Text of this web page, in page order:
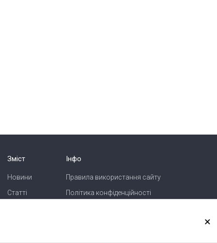
Зміст
Новини
Статті
Інфо
Правила використання сайту
Політика конфіденційності
×